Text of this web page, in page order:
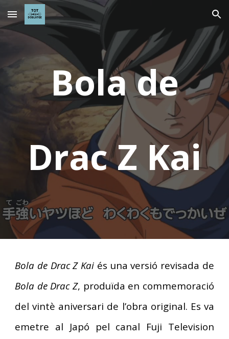
Skip to main content Skip to navigation
Bola de
DracZ Kai
Bola de Drac Z Kai és una versió revisada de
Bola de Drac Z, produïda en commemoració
del vintè aniversari de l’obra original. Es va
emetre al Japó pel canal Fuji Television